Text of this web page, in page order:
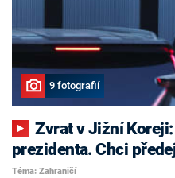
9 fotografií
Zvrat v Jižní Koreji: Policie zadržela
prezidenta. Chci
Téma: Zahraničí